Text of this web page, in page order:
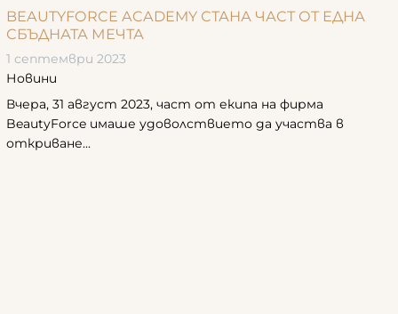
BEAUTYFORCE ACADEMY СТАНА ЧАСТ ОТ ЕДНА
СБЪДНАТА МЕЧТА
1 септември 2023
Новини
Вчера, 31 август 2023, част от екипа на фирма
BeautyForce имаше удоволствието да участва в
откриване...